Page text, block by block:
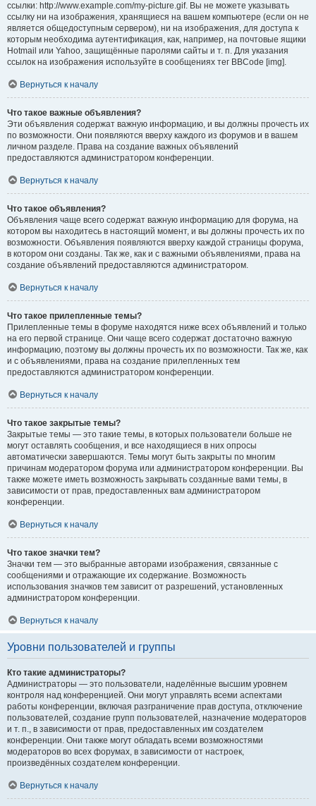
ссылки: http://www.example.com/my-picture.gif. Вы не можете указывать
ссылку ни на изображения, хранящиеся на вашем компьютере (если он не
является общедоступным сервером), ни на изображения, для доступа к
которым необходима аутентификация, как, например, на почтовые ящики
Hotmail или Yahoo, защищённые паролями сайты и т. п. Для указания
ссылок на изображения используйте в сообщениях тег BBCode [img].
Вернуться к началу
Что такое важные объявления?
Эти объявления содержат важную информацию, и вы должны прочесть их
по возможности. Они появляются вверху каждого из форумов и в вашем
личном разделе. Права на создание важных объявлений
предоставляются администратором конференции.
Вернуться к началу
Что такое объявления?
Объявления чаще всего содержат важную информацию для форума, на
котором вы находитесь в настоящий момент, и вы должны прочесть их по
возможности. Объявления появляются вверху каждой страницы форума,
в котором они созданы. Так же, как и с важными объявлениями, права на
создание объявлений предоставляются администратором.
Вернуться к началу
Что такое прилепленные темы?
Прилепленные темы в форуме находятся ниже всех объявлений и только
на его первой странице. Они чаще всего содержат достаточно важную
информацию, поэтому вы должны прочесть их по возможности. Так же, как
и с объявлениями, права на создание прилепленных тем
предоставляются администратором конференции.
Вернуться к началу
Что такое закрытые темы?
Закрытые темы — это такие темы, в которых пользователи больше не
могут оставлять сообщения, и все находящиеся в них опросы
автоматически завершаются. Темы могут быть закрыты по многим
причинам модератором форума или администратором конференции. Вы
также можете иметь возможность закрывать созданные вами темы, в
зависимости от прав, предоставленных вам администратором
конференции.
Вернуться к началу
Что такое значки тем?
Значки тем — это выбранные авторами изображения, связанные с
сообщениями и отражающие их содержание. Возможность
использования значков тем зависит от разрешений, установленных
администратором конференции.
Вернуться к началу
Уровни пользователей и группы
Кто такие администраторы?
Администраторы — это пользователи, наделённые высшим уровнем
контроля над конференцией. Они могут управлять всеми аспектами
работы конференции, включая разграничение прав доступа, отключение
пользователей, создание групп пользователей, назначение модераторов
и т. п., в зависимости от прав, предоставленных им создателем
конференции. Они также могут обладать всеми возможностями
модераторов во всех форумах, в зависимости от настроек,
произведённых создателем конференции.
Вернуться к началу